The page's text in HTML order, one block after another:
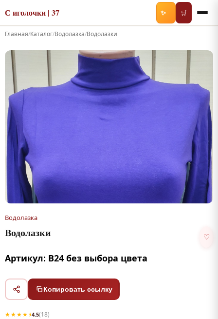
С иголочки | 37 ✨ 🛒
Главная/Каталог/Водолазка/Водолазки
Водолазка
Водолазки ♡
Артикул: В24 без выбора цвета
Копировать ссылку
★★★★⯨4.5(18)